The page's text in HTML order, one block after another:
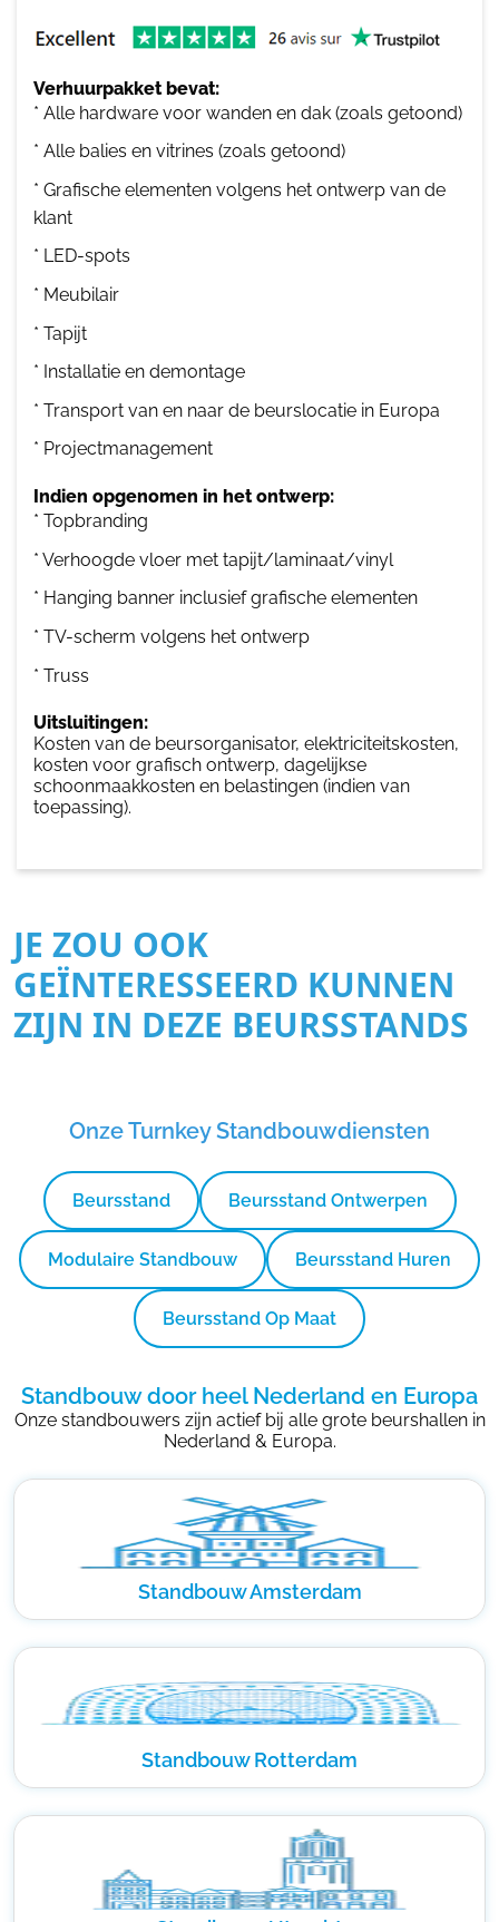
Verhuurpakket bevat:
* Alle hardware voor wanden en dak (zoals getoond)
* Alle balies en vitrines (zoals getoond)
* Grafische elementen volgens het ontwerp van de
klant
* LED-spots
* Meubilair
* Tapijt
* Installatie en demontage
* Transport van en naar de beurslocatie in Europa
* Projectmanagement
Indien opgenomen in het ontwerp:
* Topbranding
* Verhoogde vloer met tapijt/laminaat/vinyl
* Hanging banner inclusief grafische elementen
* TV-scherm volgens het ontwerp
* Truss
Uitsluitingen:
Kosten van de beursorganisator, elektriciteitskosten,
kosten voor grafisch ontwerp, dagelijkse
schoonmaakkosten en belastingen (indien van
toepassing).
JE ZOU OOK
GEÏNTERESSEERD KUNNEN
ZIJN IN DEZE BEURSSTANDS
Onze Turnkey Standbouwdiensten
Beursstand Beursstand Ontwerpen
Modulaire Standbouw Beursstand Huren
Beursstand Op Maat
Standbouw door heel Nederland en Europa
Onze standbouwers zijn actief bij alle grote beurshallen in
Nederland & Europa.
Standbouw Amsterdam
Standbouw Rotterdam